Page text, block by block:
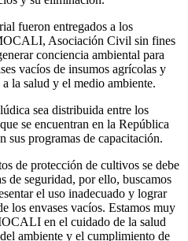
fueron entregados a los
Asociación Civil sin fines
conciencia ambiental para
vacíos de insumos agrícolas y
la salud y el medio ambiente.
sea distribuida entre los
se encuentran en la República
sus programas de capacitación.
de protección de cultivos se debe
de seguridad, por ello, buscamos
el uso inadecuado y lograr
los envases vacíos. Estamos muy
en el cuidado de la salud
ambiente y el cumplimiento de